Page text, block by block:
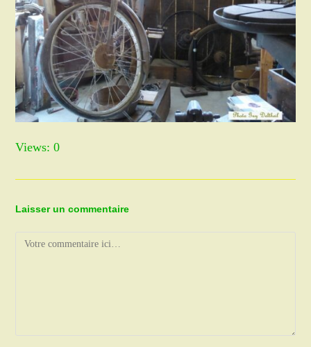
Views: 0
Laisser un commentaire
Comment